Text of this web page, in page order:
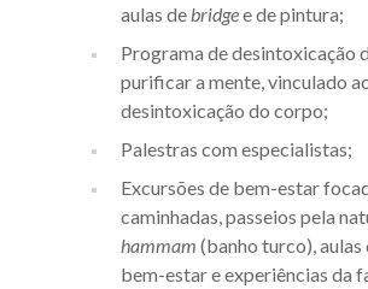
aulas de bridgee de pintura;
Programa de desintoxicação
purificar a mente, vinculado
desintoxicação do corpo;
Palestras com especialistas;
Excursões de bem-estar
caminhadas, passeios pela
hammam (banho turco), aulas
bem-estar e experiências da